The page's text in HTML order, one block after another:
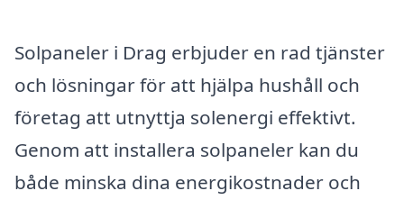
Solpaneler i Drag erbjuder en rad tjänster
och lösningar för att hjälpa hushåll och
företag att utnyttja solenergi effektivt.
Genom att installera solpaneler kan du
både minska dina energikostnader och